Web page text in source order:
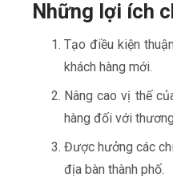
Những lợi ích
Tạo điều kiện
khách hàng mới.
Nâng cao vị thế
hàng đối với
Được hưởng các
địa bàn thành phố.